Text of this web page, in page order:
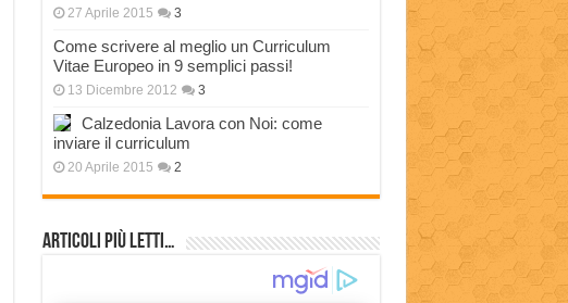
27 Aprile 2015 3
Come scrivere al meglio un Curriculum
Vitae Europeo in 9 semplici passi!
13 Dicembre 2012 3
Calzedonia Lavora con Noi: come
inviare il curriculum
20 Aprile 2015 2
Articoli più Letti…